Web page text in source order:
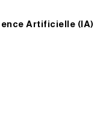
Artificielle (IA)